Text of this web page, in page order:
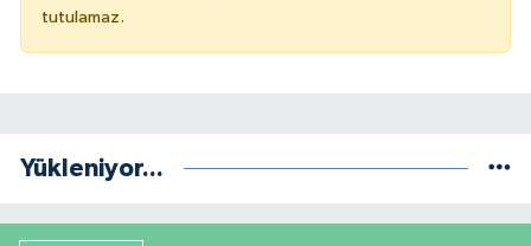
tutulamaz.
Yükleniyor...